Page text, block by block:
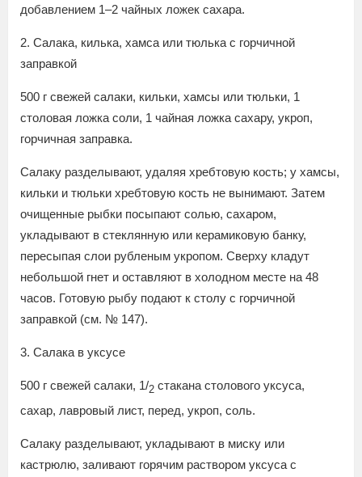
добавлением 1–2 чайных ложек сахара.
2. Салака, килька, хамса или тюлька с горчичной
заправкой
500 г свежей салаки, кильки, хамсы или тюльки, 1
столовая ложка соли, 1 чайная ложка сахару, укроп,
горчичная заправка.
Салаку разделывают, удаляя хребтовую кость; у хамсы,
кильки и тюльки хребтовую кость не вынимают. Затем
очищенные рыбки посыпают солью, сахаром,
укладывают в стеклянную или керамиковую банку,
пересыпая слои рубленым укропом. Сверху кладут
небольшой гнет и оставляют в холодном месте на 48
часов. Готовую рыбу подают к столу с горчичной
заправкой (см. № 147).
3. Салака в уксусе
500 г свежей салаки, 1/2 стакана столового уксуса,
сахар, лавровый лист, перед, укроп, соль.
Салаку разделывают, укладывают в миску или
кастрюлю, заливают горячим раствором уксуса с